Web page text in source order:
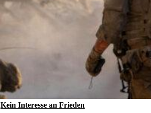
Kein Inte­resse an Frieden